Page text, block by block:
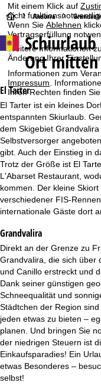
Mit einem Klick auf
nicht
Wenn SieAblehnen
Vertragserfüllung
Weitere Informationen
Änderung Ihrer
Informationen zum
Impressum.
Ihren Rechten finden
S
t
a
r
s
i
t
e
Andorra
Schiurlaub
Ort
El Tarter
El Tarter ist ein kleines
entspannten Skiurlaub.
dem Skigebiet
Selbstversorger
gibt. Auch der Einstieg in
Trotz der Größe ist El
L'Abarset Restaurant,
kommen. Der kleine
verschiedener FIS-
internationale Gäste dort
Grandvalira
Direkt an der Grenze zu
Grandvalira, die sich über
und Canillo erstreckt und
Dank seiner günstigen
Schneequalität und
Städtchen der Region
jeden etwas zu bieten –
planen. Und bringen Sie
der niedrigen Steuern ist
Einkaufsparadies! Ein
etwas Besonderes –
selbst!